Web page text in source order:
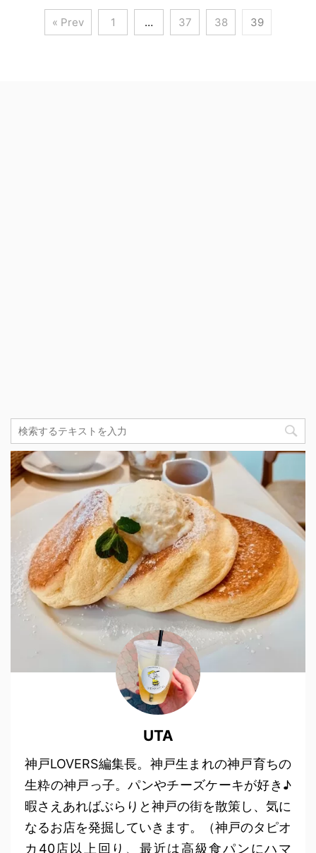
« Prev 1 … 37 38 39
UTA
神戸LOVERS編集長。神戸生まれの神戸育ちの
生粋の神戸っ子。パンやチーズケーキが好き♪
暇さえあればぶらりと神戸の街を散策し、気に
なるお店を発掘していきます。（神戸のタピオ
カ40店以上回り、最近は高級食パンにハマ